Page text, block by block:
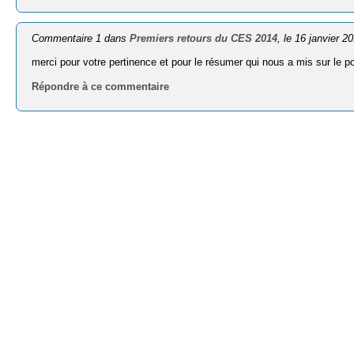
Commentaire 1 dansPremiers retours du CES 2014 , le 16 janvier
merci pour votre pertinence et pour le résumer qui nous a mis sur le
Répondre à ce commentaire